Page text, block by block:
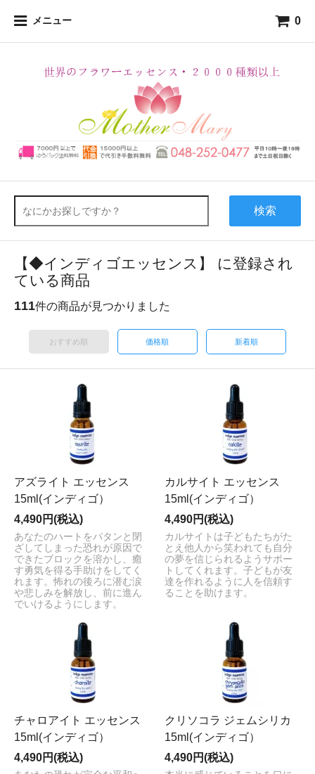
メニュー 0
検索
【◆インディゴエッセンス】 に登録され
ている商品
111件の商品が見つかりました
おすすめ順 価格順 新着順
アズライト エッセンス
15ml(インディゴ）
4,490円(税込)
あなたのハートをパタンと閉
ざしてしまった恐れが原因で
できたブロックを溶かし、癒
す勇気を得る手助けをしてく
れます。怖れの後ろに潜む涙
や悲しみを解放し、前に進ん
でいけるようにします。
カルサイト エッセンス
15ml(インディゴ）
4,490円(税込)
カルサイトは子どもたちがた
とえ他人から笑われても自分
の夢を信じられるようサポー
トしてくれます。子どもが友
達を作れるように人を信頼す
ることを助けます。
チャロアイト エッセンス
15ml(インディゴ）
4,490円(税込)
クリソコラ ジェムシリカ
15ml(インディゴ）
4,490円(税込)